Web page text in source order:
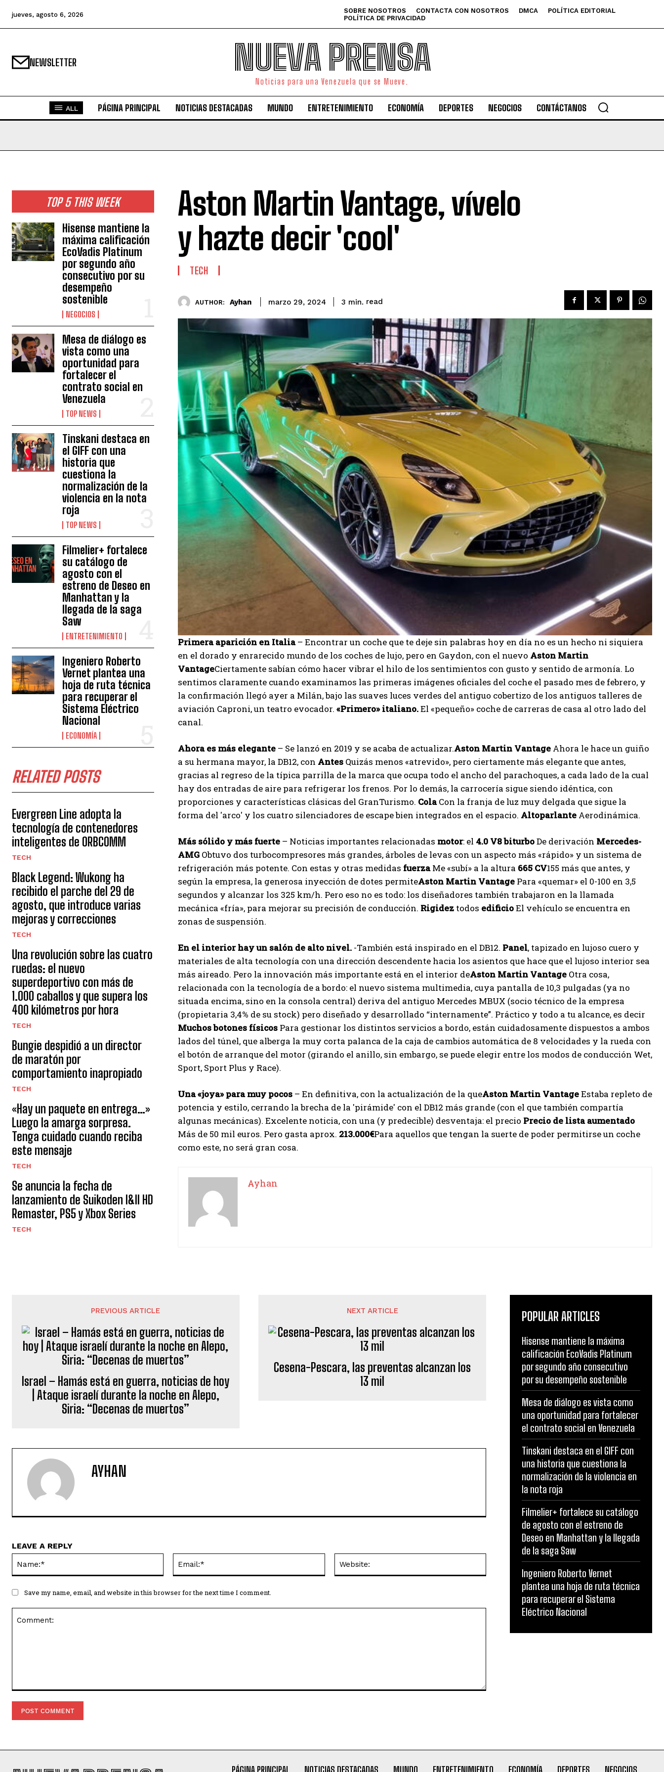
I've read and accept thePrivacy Policy.
Ayhan
jueves, agosto 6, 2026 SOBRE NOSOTROS CONTACTA CON NOSOTROS DMCA
POLÍTICA EDITORIAL
POLÍTICA DE PRIVACIDAD
NEWSLETTER NUEVA PRENSA
Noticias para una Venezuela que se Mueve.
ALL PÁGINA PRINCIPAL NOTICIAS DESTACADAS MUNDO ENTRETENIMIENTO ECONOMÍA DEPORTES NEGOCIOS CONTÁCTANOS
TOP 5 THIS WEEK
Hisense mantiene la
máxima calificación
EcoVadis Platinum
por segundo año
consecutivo por su
desempeño
sostenible
NEGOCIOS
Mesa de diálogo es
vista como una
oportunidad para
fortalecer el
contrato social en
Venezuela
TOP NEWS
Tinskani destaca en
el GIFF con una
historia que
cuestiona la
normalización de la
violencia en la nota
roja
TOP NEWS
Filmelier+ fortalece
su catálogo de
agosto con el
estreno de Deseo en
Manhattan y la
llegada de la saga
Saw
ENTRETENIMIENTO
Ingeniero Roberto
Vernet plantea una
hoja de ruta técnica
para recuperar el
Sistema Eléctrico
Nacional
ECONOMÍA
RELATED POSTS
Evergreen Line adopta la
tecnología de contenedores
inteligentes de ORBCOMM
TECH
Black Legend: Wukong ha
recibido el parche del 29 de
agosto, que introduce varias
mejoras y correcciones
TECH
Una revolución sobre las cuatro
ruedas: el nuevo
superdeportivo con más de
1.000 caballos y que supera los
400 kilómetros por hora
TECH
Bungie despidió a un director
de maratón por
comportamiento inapropiado
TECH
«Hay un paquete en entrega…»
Luego la amarga sorpresa.
Tenga cuidado cuando reciba
este mensaje
TECH
Se anuncia la fecha de
lanzamiento de Suikoden I&II HD
Remaster, PS5 y Xbox Series
TECH
Aston Martin Vantage, vívelo
y hazte decir 'cool'
TECH
AUTHOR: Ayhan marzo 29, 2024 3 min. read
Primera aparición en Italia– Encontrar un coche que te deje sin palabras hoy en día no es un hecho ni siquiera
en el dorado y enrarecido mundo de los coches de lujo, pero en Gaydon, con el nuevo Aston Martin
VantageCiertamente sabían cómo hacer vibrar el hilo de los sentimientos con gusto y sentido de armonía. Lo
sentimos claramente cuando examinamos las primeras imágenes oficiales del coche el pasado mes de febrero, y
la confirmación llegó ayer a Milán, bajo las suaves luces verdes del antiguo cobertizo de los antiguos talleres de
aviación Caproni, un teatro evocador. «Primero» italiano.El «pequeño» coche de carreras de casa al otro lado del
canal.
Ahora es más elegante – Se lanzó en 2019 y se acaba de actualizar.Aston Martin Vantage Ahora le hace un guiño
a su hermana mayor, la DB12, con Antes Quizás menos «atrevido», pero ciertamente más elegante que antes,
gracias al regreso de la típica parrilla de la marca que ocupa todo el ancho del parachoques, a cada lado de la cual
hay dos entradas de aire para refrigerar los frenos. Por lo demás, la carrocería sigue siendo idéntica, con
proporciones y características clásicas del GranTurismo. ColaCon la franja de luz muy delgada que sigue la
forma del 'arco' y los cuatro silenciadores de escape bien integrados en el espacio. Altoparlante Aerodinámica.
Más sólido y más fuerte – Noticias importantes relacionadas motor: el 4.0 V8 biturboDe derivación Mercedes-
AMG Obtuvo dos turbocompresores más grandes, árboles de levas con un aspecto más «rápido» y un sistema de
refrigeración más potente. Con estas y otras medidas fuerzaMe «subí» a la altura 665 CV155 más que antes, y
según la empresa, la generosa inyección de dotes permiteAston Martin Vantage Para «quemar» el 0-100 en 3,5
segundos y alcanzar los 325 km/h. Pero eso no es todo: los diseñadores también trabajaron en la llamada
mecánica «fría», para mejorar su precisión de conducción. Rigidez todos edificioEl vehículo se encuentra en
zonas de suspensión.
En el interior hay un salón de alto nivel. -También está inspirado en el DB12. Panel, tapizado en lujoso cuero y
materiales de alta tecnología con una dirección descendente hacia los asientos que hace que el lujoso interior sea
más aireado. Pero la innovación más importante está en el interior deAston Martin Vantage Otra cosa,
relacionada con la tecnología de a bordo: el nuevo sistema multimedia, cuya pantalla de 10,3 pulgadas (ya no
situada encima, sino en la consola central) deriva del antiguo Mercedes MBUX (socio técnico de la empresa
(propietaria 3,4% de su stock) pero diseñado y desarrollado “internamente”. Práctico y todo a tu alcance, es decir
Muchos botones físicos Para gestionar los distintos servicios a bordo, están cuidadosamente dispuestos a ambos
lados del túnel, que alberga la muy corta palanca de la caja de cambios automática de 8 velocidades y la rueda con
el botón de arranque del motor (girando el anillo, sin embargo, se puede elegir entre los modos de conducción Wet,
Sport, Sport Plus y Race).
Una «joya» para muy pocos – En definitiva, con la actualización de la queAston Martin VantageEstaba repleto de
potencia y estilo, cerrando la brecha de la 'pirámide' con el DB12 más grande (con el que también compartía
algunas mecánicas). Excelente noticia, con una (y predecible) desventaja: el precio Precio de lista aumentado
Más de 50 mil euros. Pero gasta aprox. 213.000€Para aquellos que tengan la suerte de poder permitirse un coche
como este, no será gran cosa.
Ayhan
PREVIOUS ARTICLE
Israel – Hamás está en guerra, noticias de hoy
| Ataque israelí durante la noche en Alepo,
Siria: “Decenas de muertos”
NEXT ARTICLE
Cesena-Pescara, las preventas alcanzan los
13 mil
AYHAN
LEAVE A REPLY
Save my name, email, and website in this browser for the next time I comment.
POPULAR ARTICLES
Hisense mantiene la máxima
calificación EcoVadis Platinum
por segundo año consecutivo
por su desempeño sostenible
Mesa de diálogo es vista como
una oportunidad para fortalecer
el contrato social en Venezuela
Tinskani destaca en el GIFF con
una historia que cuestiona la
normalización de la violencia en
la nota roja
Filmelier+ fortalece su catálogo
de agosto con el estreno de
Deseo en Manhattan y la llegada
de la saga Saw
Ingeniero Roberto Vernet
plantea una hoja de ruta técnica
para recuperar el Sistema
Eléctrico Nacional
PÁGINA PRINCIPAL NOTICIAS DESTACADAS MUNDO ENTRETENIMIENTO ECONOMÍA DEPORTES NEGOCIOS